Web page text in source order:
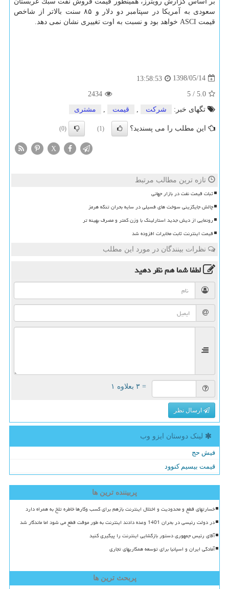
سعودی به آمریكا در سپتامبر دو دلار و ۸۵ سنت بالاتر از شاخص
قیمت ASCI خواهد بود و نسبت به اوت تغییری نشان نمی دهد.
1398/05/14
13:58:53
5.0
/
5
2434
تگهای خبر:
شركت , قیمت , مشتری
این مطلب را می پسندید؟ (1)
(0)
X
تازه ترین مطالب مرتبط
ثبات قیمت نفت در بازار جهانی
چالش جایگزینی سوخت های فسیلی در سایه بحران تنگه هرمز
رونمایی از دیش جدید استارلینک با وزن کمتر و مصرف بهینه تر
قیمت اینترنت ثابت مخابرات افزوده شد
نظرات بینندگان در مورد این مطلب
لطفا شما همنظر دهید
= ۳ بعلاوه ۱
ارسال نظر
لینک دوستان ایزو وب
فیش حج
قیمت بیسیم کنوود
پربیننده ترین ها
خسارتهای قطع و محدودیت و اختلال اینترنت بازهم برای کسب وکارها خاطره تلخ به همراه دارد
در دولت رئیسی در بحران 1401 وعده دادند اینترنت به طور موقت قطع می شود اما ماندگار شد
آقای رئیس جمهوری دستور بازگشایی اینترنت را پیگیری کنید
آمادگی ایران و اسپانیا برای توسعه همکاریهای تجاری
پربحث ترین ها